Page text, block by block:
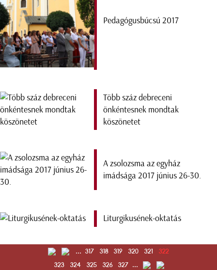
Pedagógusbúcsú 2017
Több száz debreceni
önkéntesnek mondtak
köszönetet
A zsolozsma az egyház
imádsága 2017 június 26-30.
Liturgikusének-oktatás
... 317 318 319 320 321
322
323
324 325 326 327 ...